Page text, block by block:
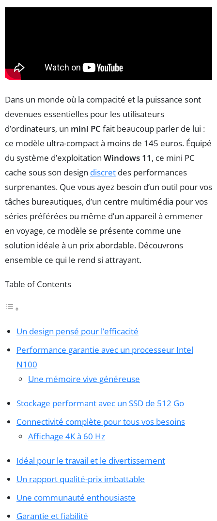
Dans un monde où la compacité et la puissance sont
devenues essentielles pour les utilisateurs
d’ordinateurs, un mini PC fait beaucoup parler de lui :
ce modèle ultra-compact à moins de 145 euros. Équipé
du système d’exploitation Windows 11, ce mini PC
cache sous son design discret des performances
surprenantes. Que vous ayez besoin d’un outil pour vos
tâches bureautiques, d’un centre multimédia pour vos
séries préférées ou même d’un appareil à emmener
en voyage, ce modèle se présente comme une
solution idéale à un prix abordable. Découvrons
ensemble ce qui le rend si attrayant.
Table of Contents
Un design pensé pour l’efficacité
Performance garantie avec un processeur Intel
N100
Une mémoire vive généreuse
Stockage performant avec un SSD de 512 Go
Connectivité complète pour tous vos besoins
Affichage 4K à 60 Hz
Idéal pour le travail et le divertissement
Un rapport qualité-prix imbattable
Une communauté enthousiaste
Garantie et fiabilité